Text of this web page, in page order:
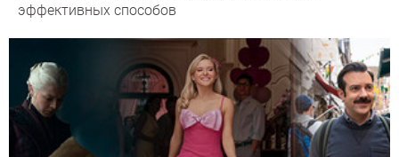
эффективных способов